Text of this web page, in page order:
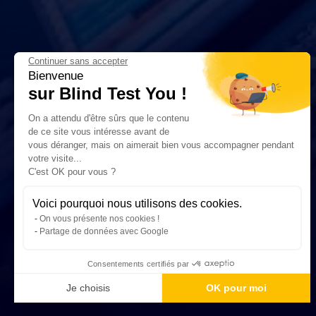
Continuer sans accepter
Bienvenue
sur Blind Test You !
On a attendu d'être sûrs que le contenu
de ce site vous intéresse avant de
vous déranger, mais on aimerait bien vous accompagner pendant
votre visite...
C'est OK pour vous ?
Voici pourquoi nous utilisons des cookies.
On vous présente nos cookies !
Partage de données avec Google
Consentements certifiés par
Je choisis
OK pour moi